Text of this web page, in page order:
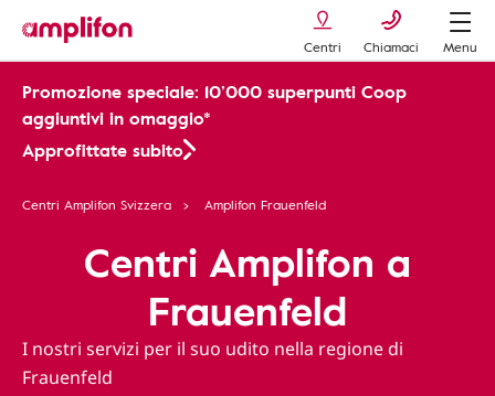
Centri Chiamaci Menu
Promozione speciale: 10’000 superpunti Coop
aggiuntivi in omaggio*
Approfittate subito
Centri Amplifon Svizzera Amplifon Frauenfeld
Centri Amplifon a
Frauenfeld
I nostri servizi per il suo udito nella regione di
Frauenfeld